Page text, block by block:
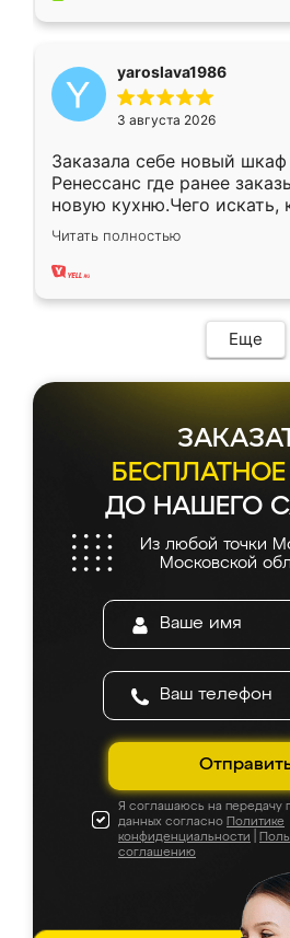
yaroslava1986
3 августа 2026
Заказала себе новый
Ренессанс где ранее
новую кухню.Чего искать,
вполне довольна. Служит
два года, нареканий нет.
Читать полностью
Еще
ДО НАШЕГО
Из любой точки
Московской
Я соглашаюсь на передачу
данных согласно Политике
конфиденциальности
соглашению